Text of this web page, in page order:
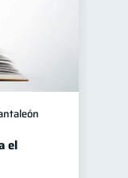
el